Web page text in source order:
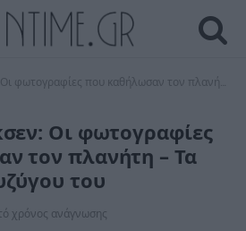
που καθήλωσαν τον πλανήτη – Τα δάκρυα της συζύγου του
Οι φωτογραφίες
τον πλανήτη – Τα
του
χρόνος ανάγνωσης